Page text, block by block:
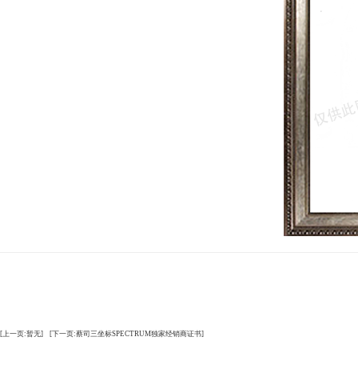
[上一页:暂无] [下一页:蔡司三坐标SPECTRUM独家经销商证书]